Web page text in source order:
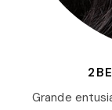
Grande